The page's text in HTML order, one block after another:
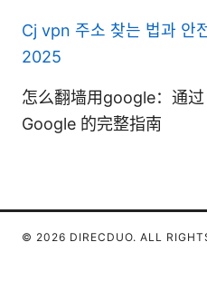
Cj vpn 주소 찾는 법과 안
2025
怎么翻墙用google：通
Google 的完整指南
© 2026 DIRECDUO. ALL